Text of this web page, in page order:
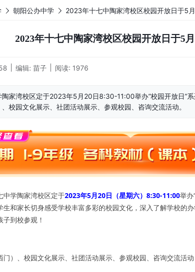
朝阳公办中学 2023年十七中陶家湾校区校园开放日于5
2023年十七中陶家湾校区校园开放日于5
编辑: 苗子 阅读: 1976
陶家湾校区定于2023年5月20日8:30-11:00举办“校园开放日”
校园文化展示、社团活动展示、参观校园、咨询交流活动。
中学陶家湾校区定于2023年5月20日（星期六）8:30-11:00举办
生和家长切身感受学校丰富多彩的校园文化，深入了解学校的
到校参观！
门）、校园文化展示、社团活动展示、参观校园、咨询交流活动